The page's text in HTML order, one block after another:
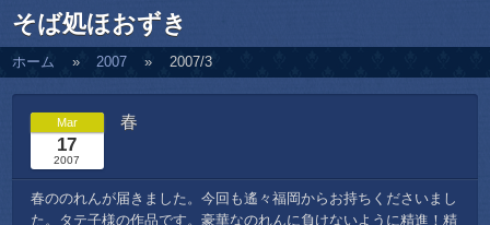
そば処ほおずき
ホーム 2007 2007/3
春
Mar
17
2007
春ののれんが届きました。今回も遙々福岡からお持ちくださいまし
た。タテ子様の作品です。豪華なのれんに負けないように精進！精